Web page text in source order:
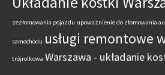
zezłomowania pojazdu upoważnienie do złomowania
samochodu usługi remontowe
trójrolkowa Warszawa - układanie